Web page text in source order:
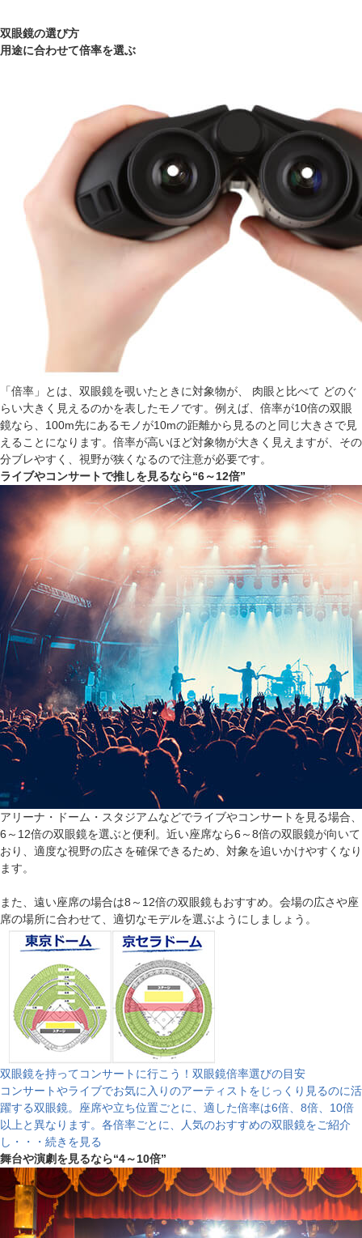
双眼鏡の選び方
用途に合わせて倍率を選ぶ
「倍率」とは、双眼鏡を覗いたときに対象物が、 肉眼と比べて どのぐ
らい大きく見えるのかを表したモノです。例えば、倍率が10倍の双眼
鏡なら、100m先にあるモノが10mの距離から見るのと同じ大きさで見
えることになります。倍率が高いほど対象物が大きく見えますが、その
分ブレやすく、視野が狭くなるので注意が必要です。
ライブやコンサートで推しを見るなら“6～12倍”
アリーナ・ドーム・スタジアムなどでライブやコンサートを見る場合、
6～12倍の双眼鏡を選ぶと便利。近い座席なら6～8倍の双眼鏡が向いて
おり、適度な視野の広さを確保できるため、対象を追いかけやすくなり
ます。
また、遠い座席の場合は8～12倍の双眼鏡もおすすめ。会場の広さや座
席の場所に合わせて、適切なモデルを選ぶようにしましょう。
双眼鏡を持ってコンサートに行こう！双眼鏡倍率選びの目安
コンサートやライブでお気に入りのアーティストをじっくり見るのに活
躍する双眼鏡。座席や立ち位置ごとに、適した倍率は6倍、8倍、10倍
以上と異なります。各倍率ごとに、人気のおすすめの双眼鏡をご紹介
し・・・続きを見る
舞台や演劇を見るなら“4～10倍”